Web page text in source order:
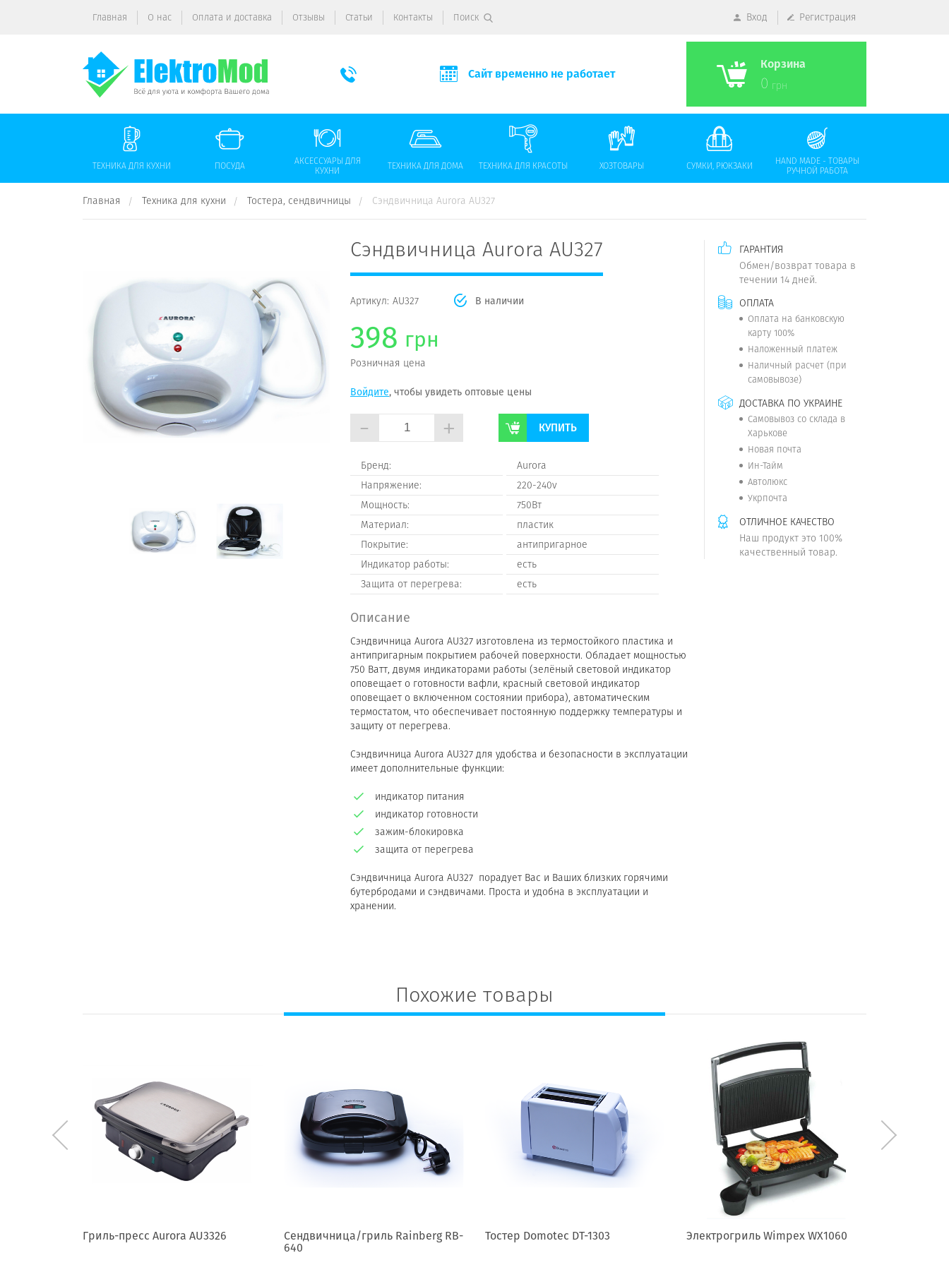
Главная О нас Оплата и доставка Отзывы Статьи Контакты Поиск Вход Регистрация
Сайт временно не работает
Корзина
0 грн
ТЕХНИКА ДЛЯ КУХНИ ПОСУДА
АКСЕССУАРЫ ДЛЯ
КУХНИ
ТЕХНИКА ДЛЯ ДОМА ТЕХНИКА ДЛЯ КРАСОТЫ ХОЗТОВАРЫ СУМКИ, РЮКЗАКИ
HAND MADE - ТОВАРЫ
РУЧНОЙ РАБОТА
Главная Техника для кухни Тостера, сендвичницы Сэндвичница Aurora AU327
Сэндвичница Aurora AU327
Артикул: AU327 В наличии
398 грн
Розничная цена
Войдите, чтобы увидеть оптовые цены
- + КУПИТЬ
Бренд:
Aurora
Напряжение:
220-240v
Мощность:
750Вт
Материал:
пластик
Покрытие:
антипригарное
Индикатор работы:
есть
Защита от перегрева:
есть
Описание
Сэндвичница Aurora AU327 изготовлена из термостойкого пластика и
антипригарным покрытием рабочей поверхности. Обладает мощностью
750 Ватт, двумя индикаторами работы (зелёный световой индикатор
оповещает о готовности вафли, красный световой индикатор
оповещает о включенном состоянии прибора), автоматическим
термостатом, что обеспечивает постоянную поддержку температуры и
защиту от перегрева.
Сэндвичница Aurora AU327 для удобства и безопасности в эксплуатации
имеет дополнительные функции:
индикатор питания
индикатор готовности
зажим-блокировка
защита от перегрева
Сэндвичница Aurora AU327 порадует Вас и Ваших близких горячими
бутербродами и сэндвичами. Проста и удобна в эксплуатации и
хранении.
ГАРАНТИЯ
Обмен/возврат товара в
течении 14 дней.
ОПЛАТА
Оплата на банковскую
карту 100%
Наложенный платеж
Наличный расчет (при
самовывозе)
ДОСТАВКА ПО УКРАИНЕ
Самовывоз со склада в
Харькове
Новая почта
Ин-Тайм
Автолюкс
Укрпочта
ОТЛИЧНОЕ КАЧЕСТВО
Наш продукт это 100%
качественный товар.
Похожие товары
Гриль-пресс Aurora AU3326 Сендвичница/гриль Rainberg RB-
640
Тостер Domotec DT-1303 Электрогриль Wimpex WX1060